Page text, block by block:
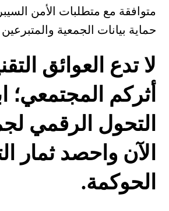
متوافقة مع متطلبات الأمن
حماية بيانات الجمعية
لا تدع العوائق
أثركم المجتمعي؛
التحول الرقمي
الآن واحصد ثمار
الحوكمة.